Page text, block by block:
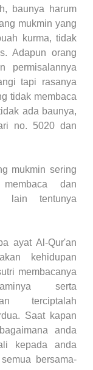
baunya harum
mukmin yang
kurma, tidak
Adapun orang
permisalannya
tapi rasanya
tidak membaca
ada baunya,
no. 5020 dan
mukmin sering
dan
lain tentunya
ayat Al-Qur'an
kehidupan
membacanya
serta
terciptalah
Saat kapan
anda
kepada anda
bersama-